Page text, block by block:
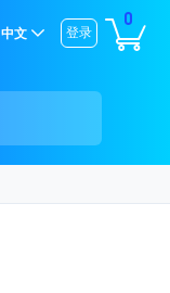
0
登录
中文